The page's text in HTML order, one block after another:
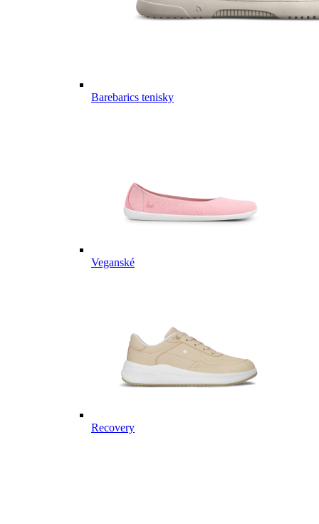
Barebarics tenisky
Veganské
Recovery